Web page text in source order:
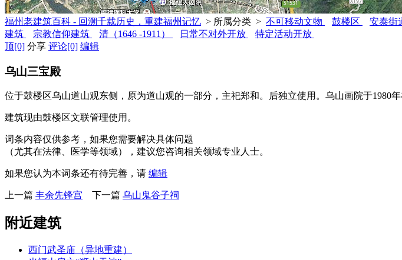
福州老建筑百科 - 回溯千载历史，重建福州记忆 > 所属分类 > 不可移动文物 鼓楼区 安泰街
建筑
宗教信仰建筑 清（1646 -1911） 日常不对外开放
特定活动开放
顶[0] 分享 评论[0] 编辑
乌山三宝殿
位于鼓楼区乌山道山观东侧，原为道山观的一部分，主祀郑和。后独立使用。乌山画院于1980年
建筑现由鼓楼区文联管理使用。
词条内容仅供参考，如果您需要解决具体问题
（尤其在法律、医学等领域），建议您咨询相关领域专业人士。
如果您认为本词条还有待完善，请 编辑
上一篇 丰余先锋宫 下一篇 乌山鬼谷子祠
附近建筑
西门武圣庙（异地重建）